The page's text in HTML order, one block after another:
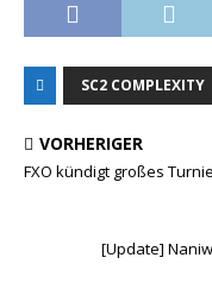
SC2 COMPLEXITY
VORHERIGER
FXO kündigt großes
[Update]